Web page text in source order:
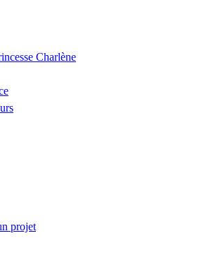
Charlène
projet